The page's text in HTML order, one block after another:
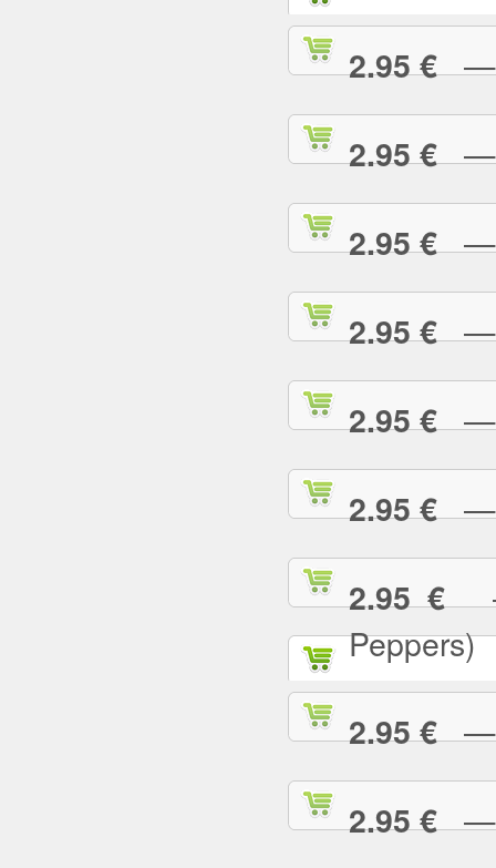
2.95 €—
2.95 €—
2.95 €—
2.95 €—
2.95 €—
2.95 €—
2.95 €—
Peppers)
2.95 €—
2.95 €—